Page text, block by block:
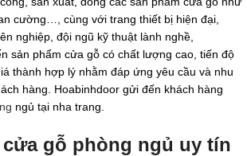
cường…, cùng với trang thiết bị hiện đại,
nghiệp, đội ngũ kỹ thuật lành nghề,
sản phẩm cửa gỗ có chất lượng cao, tiến độ
thành hợp lý nhằm đáp ứng yêu cầu và nhu
hàng. Hoabinhdoor gửi đến khách hàng
ngủ tại nha trang.
gỗ phòng ngủ uy tín